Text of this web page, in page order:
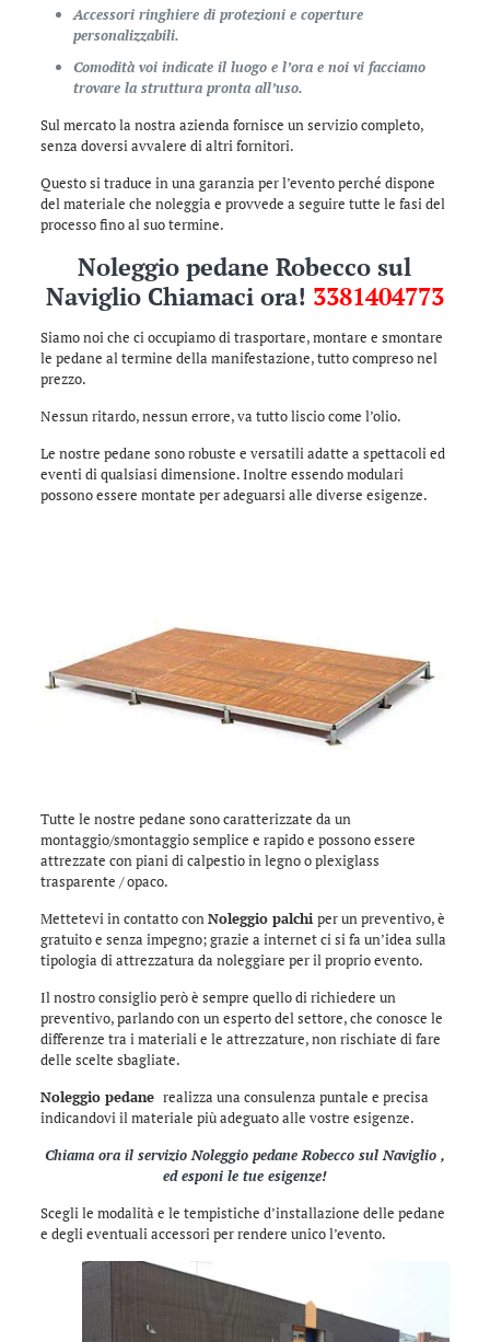
Accessori ringhiere di protezioni e coperture
personalizzabili.
Comodità voi indicate il luogo e l’ora e noi vi facciamo
trovare la struttura pronta all’uso.
Sul mercato la nostra azienda fornisce un servizio completo,
senza doversi avvalere di altri fornitori.
Questo si traduce in una garanzia per l’evento perché dispone
del materiale che noleggia e provvede a seguire tutte le fasi del
processo fino al suo termine.
Noleggio pedane Robecco sul
Naviglio Chiamaci ora! 3381404773
Siamo noi che ci occupiamo di trasportare, montare e smontare
le pedane al termine della manifestazione, tutto compreso nel
prezzo.
Nessun ritardo, nessun errore, va tutto liscio come l’olio.
Le nostre pedane sono robuste e versatili adatte a spettacoli ed
eventi di qualsiasi dimensione. Inoltre essendo modulari
possono essere montate per adeguarsi alle diverse esigenze.
Tutte le nostre pedane sono caratterizzate da un
montaggio/smontaggio semplice e rapido e possono essere
attrezzate con piani di calpestio in legno o plexiglass
trasparente / opaco.
Mettetevi in contatto conNoleggio palchi per un preventivo, è
gratuito e senza impegno; grazie a internet ci si fa un’idea sulla
tipologia di attrezzatura da noleggiare per il proprio evento.
Il nostro consiglio però è sempre quello di richiedere un
preventivo, parlando con un esperto del settore, che conosce le
differenze tra i materiali e le attrezzature, non rischiate di fare
delle scelte sbagliate.
Noleggio pedane realizza una consulenza puntale e precisa
indicandovi il materiale più adeguato alle vostre esigenze.
Chiama ora il servizio Noleggio pedane Robecco sul Naviglio ,
ed esponi le tue esigenze!
Scegli le modalità e le tempistiche d’installazione delle pedane
e degli eventuali accessori per rendere unico l’evento.